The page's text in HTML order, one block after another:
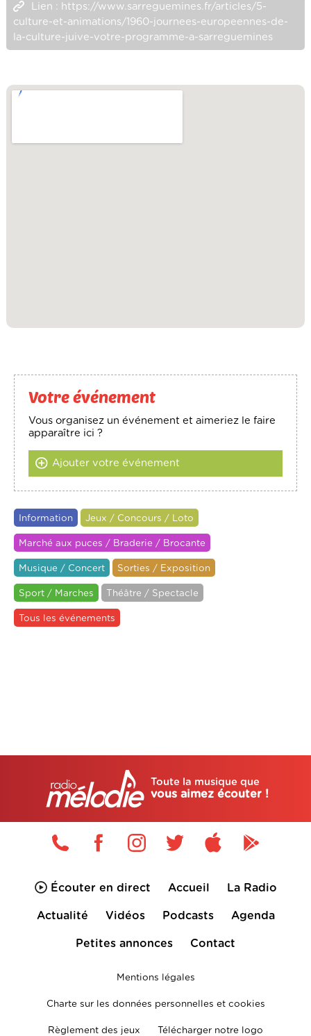
Lien : https://www.sarreguemines.fr/articles/5-
culture-et-animations/1960-journees-europeennes-de-
la-culture-juive-votre-programme-a-sarreguemines
Votre événement
Vous organisez un événement et aimeriez le faire
apparaître ici ?
Ajouter votre événement
Information Jeux / Concours / Loto
Marché aux puces / Braderie / Brocante
Musique / Concert Sorties / Exposition
Sport / Marches Théâtre / Spectacle
Tous les événements
Toute la musique que
vous aimez écouter !
Écouter en direct Accueil La Radio
Actualité Vidéos Podcasts Agenda
Petites annonces Contact
Mentions légales
Charte sur les données personnelles et cookies
Règlement des jeux Télécharger notre logo